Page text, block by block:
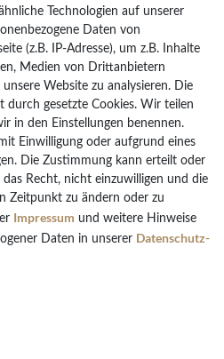
Technologien auf unserer
Daten von
(z.B. IP-Adresse), um z.B. Inhalte
Medien von Drittanbietern
Website zu analysieren. Die
durch gesetzte Cookies. Wir teilen
in den Einstellungen benennen.
Einwilligung oder aufgrund eines
Die Zustimmung kann erteilt oder
Recht, nicht einzuwilligen und die
Zeitpunkt zu ändern oder zu
Impressum und weitere Hinweise
Daten in unserer Daten­schutz­